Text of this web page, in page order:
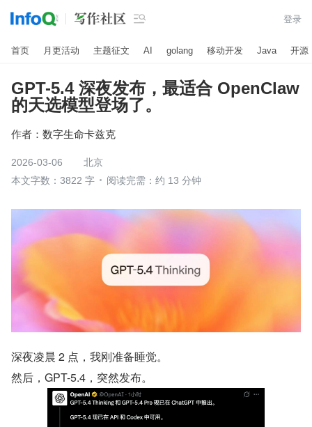
 登录
首页 月更活动 主题征文 AI golang 移动开发 Java 开源
GPT-5.4 深夜发布，最适合 OpenClaw
的天选模型登场了。
作者： 数字生命卡兹克
2026-03-06
北京
本文字数：3822 字
阅读完需：约 13 分钟
深夜凌晨 2 点，我刚准备睡觉。
然后，GPT-5.4，突然发布。